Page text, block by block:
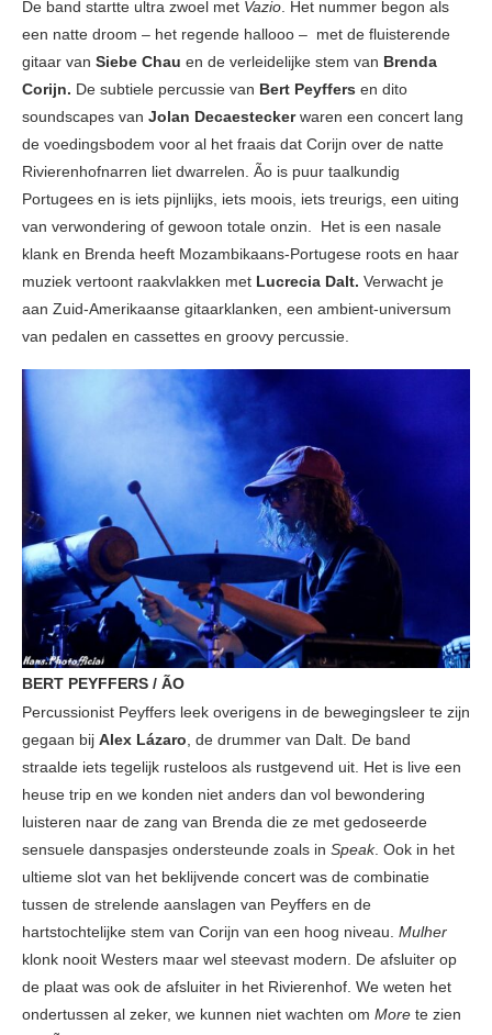
De band startte ultra zwoel met Vazio . Het nummer begon als
een natte droom – het regende hallooo – met de fluisterende
gitaar van Siebe Chau en de verleidelijke stem van Brenda
Corijn. De subtiele percussie van Bert Peyffers en dito
soundscapes van Jolan Decaesteckerwaren een concert lang
de voedingsbodem voor al het fraais dat Corijn over de natte
Rivierenhofnarren liet dwarrelen. Ão is puur taalkundig
Portugees en is iets pijnlijks, iets moois, iets treurigs, een uiting
van verwondering of gewoon totale onzin. Het is een nasale
klank en Brenda heeft Mozambikaans-Portugese roots en haar
muziek vertoont raakvlakken met Lucrecia Dalt. Verwacht je
aan Zuid-Amerikaanse gitaarklanken, een ambient-universum
van pedalen en cassettes en groovy percussie.
BERT PEYFFERS / ÃO
Percussionist Peyffers leek overigens in de bewegingsleer te zijn
gegaan bij Alex Lázaro , de drummer van Dalt. De band
straalde iets tegelijk rusteloos als rustgevend uit. Het is live een
heuse trip en we konden niet anders dan vol bewondering
luisteren naar de zang van Brenda die ze met gedoseerde
sensuele danspasjes ondersteunde zoals in Speak. Ook in het
ultieme slot van het beklijvende concert was de combinatie
tussen de strelende aanslagen van Peyffers en de
hartstochtelijke stem van Corijn van een hoog niveau. Mulher
klonk nooit Westers maar wel steevast modern. De afsluiter op
de plaat was ook de afsluiter in het Rivierenhof. We weten het
ondertussen al zeker, we kunnen niet wachten om More te zien